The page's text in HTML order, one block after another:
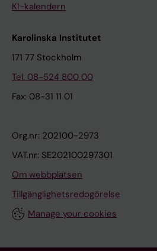
KI-kalendern
Karolinska Institutet
171 77 Stockholm
Tel: 08-524 800 00
Fax: 08-31 11 01
Org.nr: 202100-2973
VAT.nr: SE202100297301
Om webbplatsen
Tillgänglighetsredogörelse
Manage your cookies